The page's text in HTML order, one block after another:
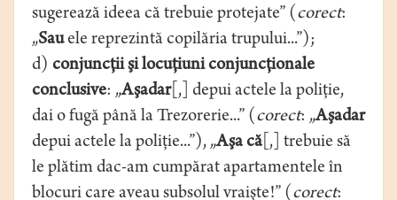
sugerează ideea că trebuie protejate” (corect:
„Sauele reprezintă copilăria trupului...”);
d) conjuncţii şi locuţiuni conjuncţionale
conclusive: „Aşadar[,] depui actele la poliţie,
dai o fugă până la Trezorerie...” (corect: „Aşadar
depui actele la poliţie...”), „Aşa că[,] trebuie să
le plătim dac-am cumpărat apartamentele în
blocuri care aveau subsolul vraişte!” (corect: